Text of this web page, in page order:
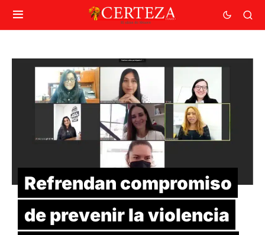
Refrendan compromiso
de prevenir la violencia